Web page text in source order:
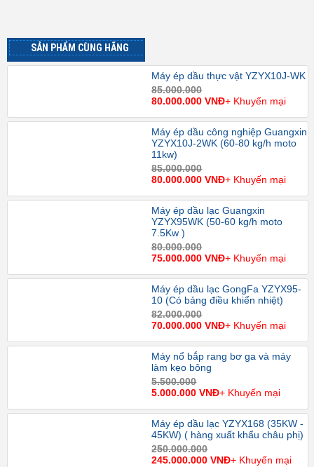
SẢN PHẨM CÙNG HÃNG
Máy ép dầu thực vật YZYX10J-WK
85.000.000
80.000.000 VNĐ+ Khuyến mại
Máy ép dầu công nghiệp Guangxin
YZYX10J-2WK (60-80 kg/h moto
11kw)
85.000.000
80.000.000 VNĐ+ Khuyến mại
Máy ép dầu lạc Guangxin
YZYX95WK (50-60 kg/h moto
7.5Kw )
80.000.000
75.000.000 VNĐ+ Khuyến mại
Máy ép dầu lạc GongFa YZYX95-
10 (Có bảng điều khiển nhiệt)
82.000.000
70.000.000 VNĐ+ Khuyến mại
Máy nổ bắp rang bơ ga và máy
làm kẹo bông
5.500.000
5.000.000 VNĐ+ Khuyến mại
Máy ép dầu lạc YZYX168 (35KW -
45KW) ( hàng xuất khẩu châu phị)
250.000.000
245.000.000 VNĐ+ Khuyến mại